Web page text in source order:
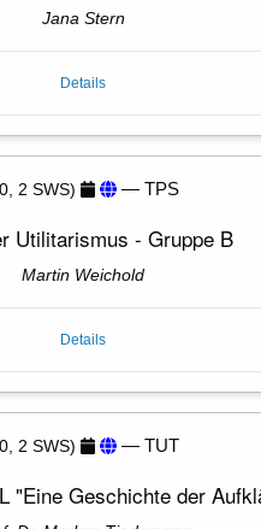
Jana Stern
Details
2 SWS) — TPS
Utilitarismus - Gruppe B
Martin Weichold
Details
2 SWS) — TUT
"Eine Geschichte der